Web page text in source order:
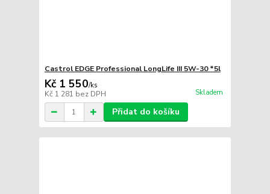
Castrol EDGE Professional LongLife III 5W-30 *5l
Kč 1 550/ks
Kč 1 281 bez DPH Skladem
Přidat do košíku